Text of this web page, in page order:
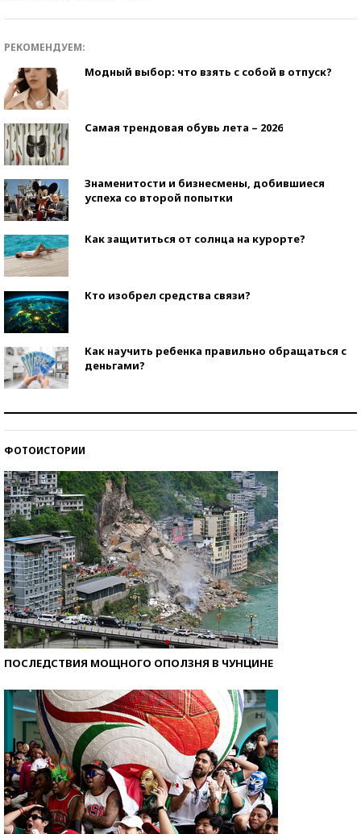
РЕКОМЕНДУЕМ:
Модный выбор: что взять с собой в отпуск?
Самая трендовая обувь лета – 2026
Знаменитости и бизнесмены, добившиеся
успеха со второй попытки
Как защититься от солнца на курорте?
Кто изобрел средства связи?
Как научить ребенка правильно обращаться с
деньгами?
ФОТОИСТОРИИ
ПОСЛЕДСТВИЯ МОЩНОГО ОПОЛЗНЯ В ЧУНЦИНЕ